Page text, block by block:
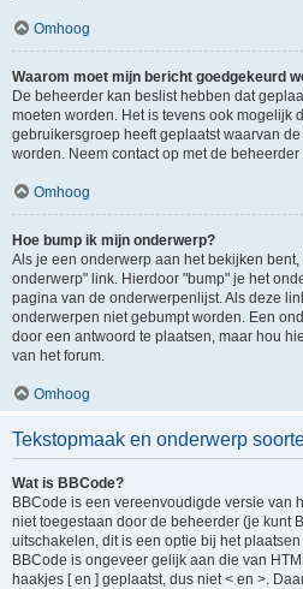
Omhoog
Waarom moet mijn bericht goedgekeurd
De beheerder kan beslist hebben dat
moeten worden. Het is tevens ook mogelijk
gebruikersgroep heeft geplaatst waarvan
worden. Neem contact op met de
Omhoog
Hoe bump ik mijn onderwerp?
Als je een onderwerp aan het bekijken
onderwerp" link. Hierdoor "bump" je het
pagina van de onderwerpenlijst. Als deze
onderwerpen niet gebumpt worden. Een
door een antwoord te plaatsen, maar hou
van het forum.
Omhoog
Tekstopmaak en onderwerp
Wat is BBCode?
BBCode is een vereenvoudigde versie van
niet toegestaan door de beheerder (je kunt
uitschakelen, dit is een optie bij het
BBCode is ongeveer gelijk aan die van
haakjes [ en ] geplaatst, dus niet < en >.